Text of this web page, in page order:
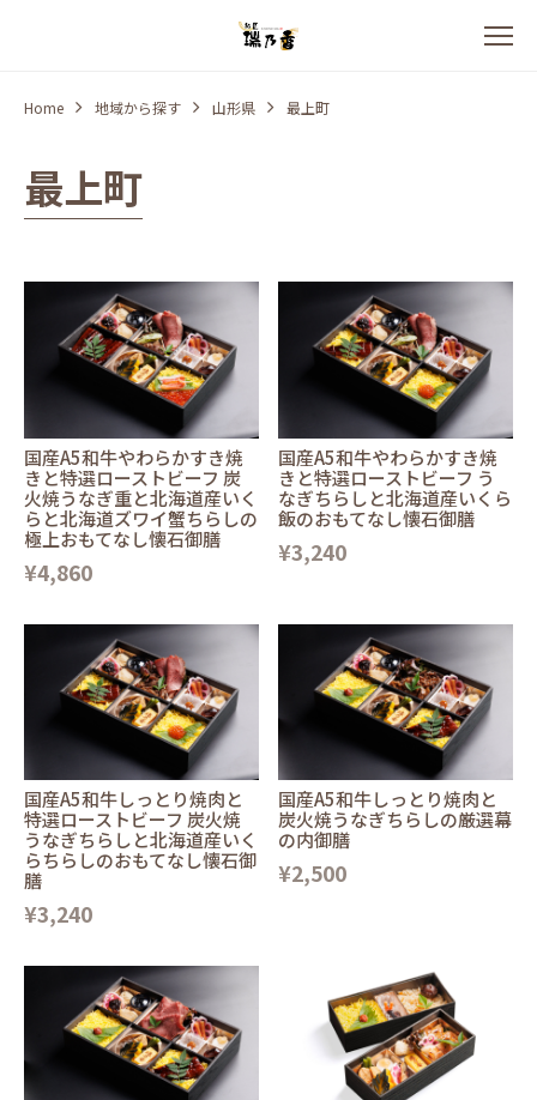
Home 地域から探す 山形県 最上町
最上町
国産A5和牛やわらかすき焼
きと特選ローストビーフ 炭
火焼うなぎ重と北海道産いく
らと北海道ズワイ蟹ちらしの
極上おもてなし懐石御膳
¥4,860
国産A5和牛やわらかすき焼
きと特選ローストビーフ う
なぎちらしと北海道産いくら
飯のおもてなし懐石御膳
¥3,240
国産A5和牛しっとり焼肉と
特選ローストビーフ 炭火焼
うなぎちらしと北海道産いく
らちらしのおもてなし懐石御
膳
¥3,240
国産A5和牛しっとり焼肉と
炭火焼うなぎちらしの厳選幕
の内御膳
¥2,500